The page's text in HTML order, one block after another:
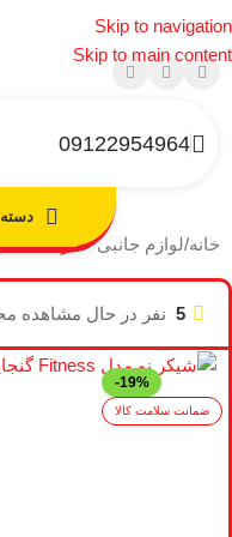
Skip to navigation
Skip to main content
09122954964
خانه/لوازم جانبی عمومی/
5 نفر در حال مشاهده
-19%
ضمانت سلامت کالا